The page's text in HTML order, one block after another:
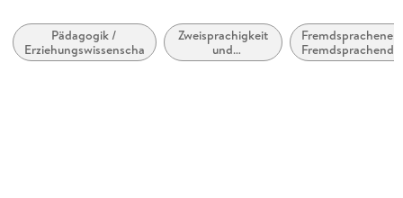
mit Adobe-DRM-Kopierschutz
Produktart
Pädagogik /
Erziehungswissenschaften
Zweisprachigkeit
und
Mehrsprachigkeit
zweite oder